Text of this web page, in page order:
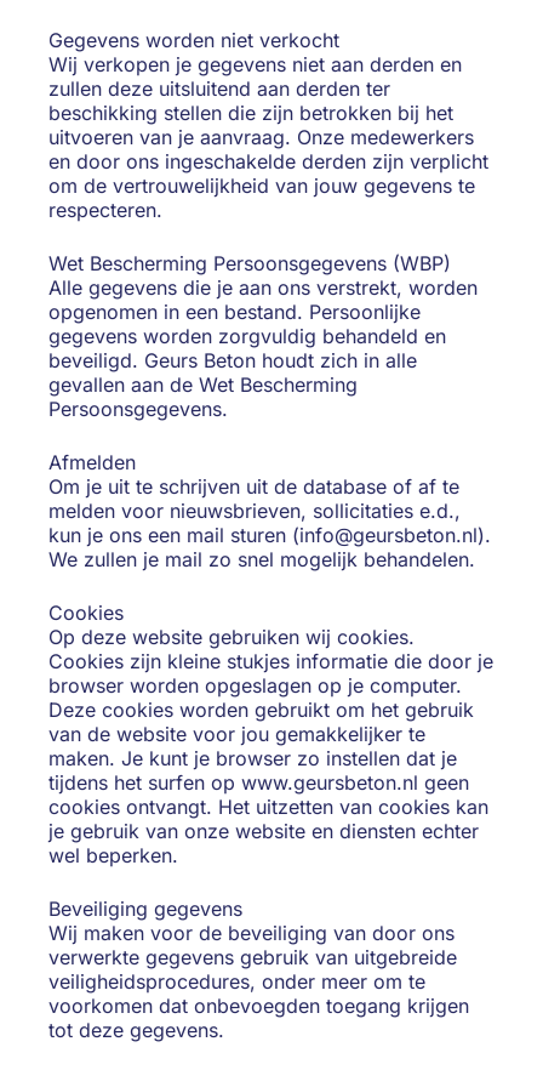
Gegevens worden niet verkocht
Wij verkopen je gegevens niet aan derden en
zullen deze uitsluitend aan derden ter
beschikking stellen die zijn betrokken bij het
uitvoeren van je aanvraag. Onze medewerkers
en door ons ingeschakelde derden zijn verplicht
om de vertrouwelijkheid van jouw gegevens te
respecteren.
Wet Bescherming Persoonsgegevens (WBP)
Alle gegevens die je aan ons verstrekt, worden
opgenomen in een bestand. Persoonlijke
gegevens worden zorgvuldig behandeld en
beveiligd. Geurs Beton houdt zich in alle
gevallen aan de Wet Bescherming
Persoonsgegevens.
Afmelden
Om je uit te schrijven uit de database of af te
melden voor nieuwsbrieven, sollicitaties e.d.,
kun je ons een mail sturen (info@geursbeton.nl).
We zullen je mail zo snel mogelijk behandelen.
Cookies
Op deze website gebruiken wij cookies.
Cookies zijn kleine stukjes informatie die door je
browser worden opgeslagen op je computer.
Deze cookies worden gebruikt om het gebruik
van de website voor jou gemakkelijker te
maken. Je kunt je browser zo instellen dat je
tijdens het surfen op www.geursbeton.nl geen
cookies ontvangt. Het uitzetten van cookies kan
je gebruik van onze website en diensten echter
wel beperken.
Beveiliging gegevens
Wij maken voor de beveiliging van door ons
verwerkte gegevens gebruik van uitgebreide
veiligheidsprocedures, onder meer om te
voorkomen dat onbevoegden toegang krijgen
tot deze gegevens.